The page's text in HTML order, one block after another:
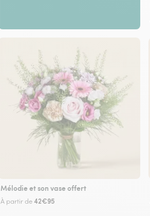
Mélodie et son vase offert
À partir de42€95